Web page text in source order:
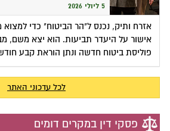
5 ליולי 2026
אזרח ותיק, נכנס ל"הר הביטוח" כדי למצוא
אישור על היעדר תביעות. הוא יצא משם,
פוליסת ביטוח חדשה ונתן הוראת קבע
לכל עדכוני האתר
פסקי דין במקרים דומים